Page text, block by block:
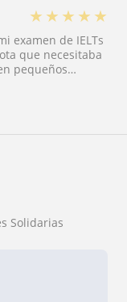
era
sin ninguna duda,
la
★ ★ ★ ★ ★
examen de IELTs
que necesitaba
pequeños
a corregirnos
Solidarias